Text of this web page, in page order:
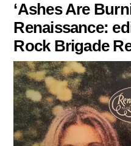
‘Ashes Are
Renaissance:
Rock Brigade